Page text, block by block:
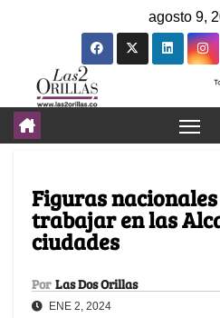
agosto 9,
Figuras
trabajar en las
ciudades
Por Las Dos Orillas
ENE 2, 2024